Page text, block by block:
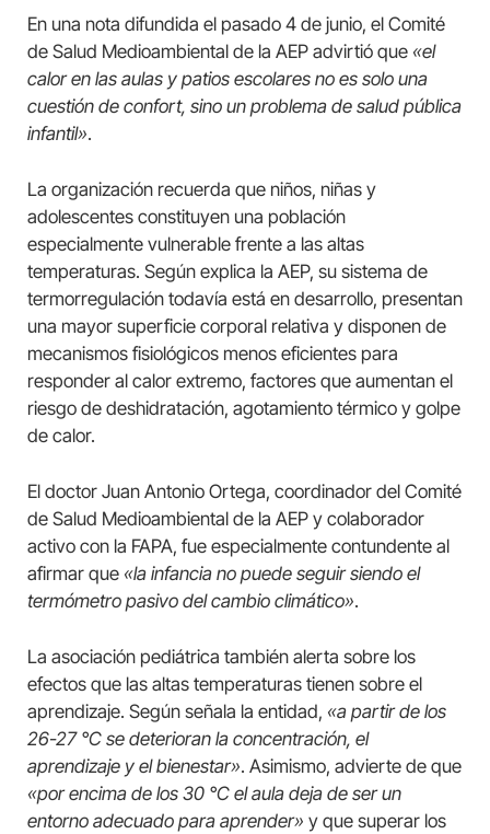
En una nota difundida el pasado 4 de junio, el Comité
de Salud Medioambiental de la AEP advirtió que «el
calor en las aulas y patios escolares no es solo una
cuestión de confort, sino un problema de salud pública
infantil».
La organización recuerda que niños, niñas y
adolescentes constituyen una población
especialmente vulnerable frente a las altas
temperaturas. Según explica la AEP, su sistema de
termorregulación todavía está en desarrollo, presentan
una mayor superficie corporal relativa y disponen de
mecanismos fisiológicos menos eficientes para
responder al calor extremo, factores que aumentan el
riesgo de deshidratación, agotamiento térmico y golpe
de calor.
El doctor Juan Antonio Ortega, coordinador del Comité
de Salud Medioambiental de la AEP y colaborador
activo con la FAPA, fue especialmente contundente al
afirmar que «la infancia no puede seguir siendo el
termómetro pasivo del cambio climático».
La asociación pediátrica también alerta sobre los
efectos que las altas temperaturas tienen sobre el
aprendizaje. Según señala la entidad, «a partir de los
26-27 °C se deterioran la concentración, el
aprendizaje y el bienestar». Asimismo, advierte de que
«por encima de los 30 °C el aula deja de ser un
entorno adecuado para aprender» y que superar los